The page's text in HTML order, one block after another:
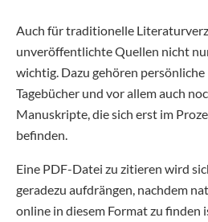
Auch für traditionelle
unveröffentlichte Quellen nicht
wichtig. Dazu gehören persönliche
Tagebücher und vor allem auch
Manuskripte, die sich erst im
befinden.
Eine PDF-Datei zu zitieren wird
geradezu aufdrängen, nachdem
online in diesem Format zu finden